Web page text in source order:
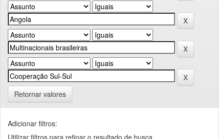
Retornar valores
Adicionar filtros:
Utilizar filtros para refinar o resultado de busca.